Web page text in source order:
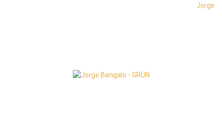
Jorge